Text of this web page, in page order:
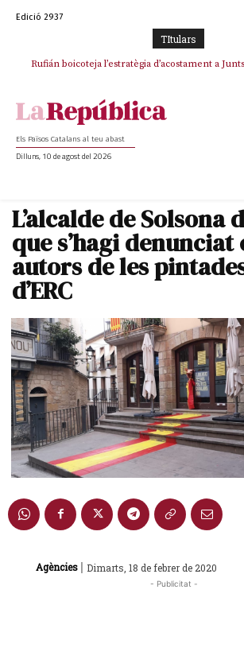
Edició 2937
TItulars
Rufián boicoteja l’estratègia d’acostament a
Rufián dinamita la unitat independentista amb
Els Països Catalans al teu abast
Dilluns, 10 de agost del 2026
L’alcalde de Solsona
que s’hagi denunciat
autors de les
d’ERC
Agències | Dimarts, 18 de febrer de 2020
- Publicitat -